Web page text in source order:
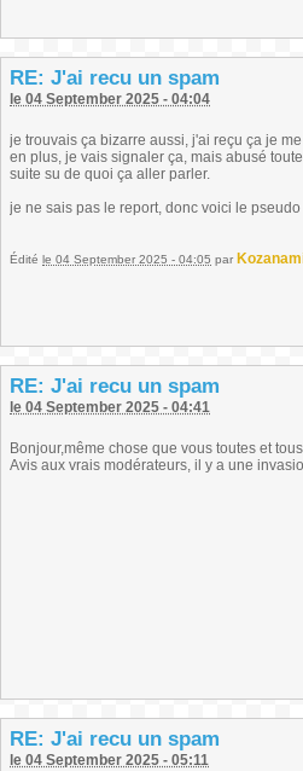
RE: J'ai recu un spam
le 04 September 2025 - 04:04
je trouvais ça bizarre aussi, j'ai reçu ça je
en plus, je vais signaler ça, mais abusé
suite su de quoi ça aller parler.
je ne sais pas le report, donc voici le
Édité le 04 September 2025 - 04:05 par
RE: J'ai recu un spam
le 04 September 2025 - 04:41
Bonjour,même chose que vous toutes et
Avis aux vrais modérateurs, il y a une
RE: J'ai recu un spam
le 04 September 2025 - 05:11